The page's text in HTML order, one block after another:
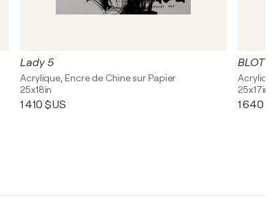
Lady 5
Acrylique, Encre de Chine sur Papier
25x18in
1 410 $US
BLOT
25x17in
1 640